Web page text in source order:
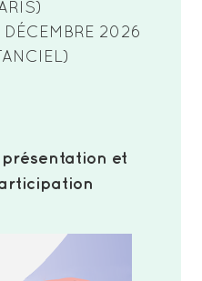
DÉCEMBRE 2026
présentation et